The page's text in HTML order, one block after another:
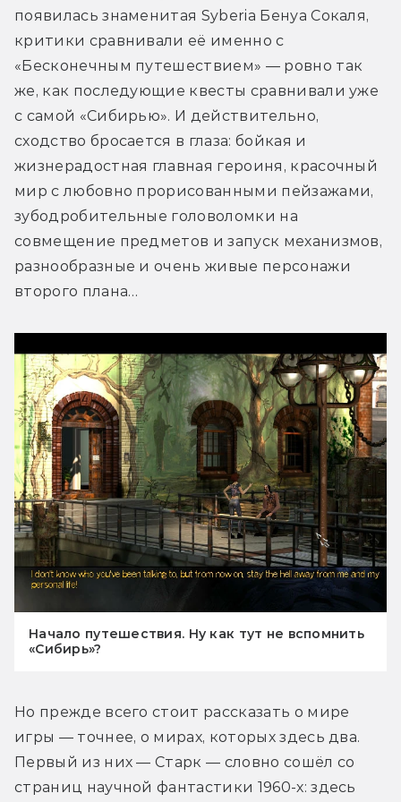
появилась знаменитая Syberia Бенуа Сокаля,
критики сравнивали её именно с
«Бесконечным путешествием» — ровно так
же, как последующие квесты сравнивали уже
с самой «Сибирью». И действительно,
сходство бросается в глаза: бойкая и
жизнерадостная главная героиня, красочный
мир с любовно прорисованными пейзажами,
зубодробительные головоломки на
совмещение предметов и запуск механизмов,
разнообразные и очень живые персонажи
второго плана…
Начало путешествия. Ну как тут не вспомнить
«Сибирь»?
Но прежде всего стоит рассказать о мире
игры — точнее, о мирах, которых здесь два.
Первый из них — Старк — словно сошёл со
страниц научной фантастики 1960-х: здесь